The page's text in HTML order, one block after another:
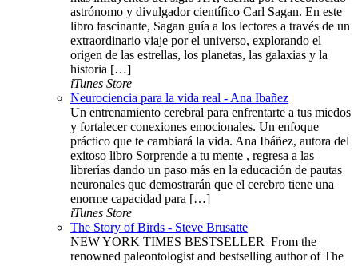
astrónomo y divulgador científico Carl Sagan. En este
libro fascinante, Sagan guía a los lectores a través de un
extraordinario viaje por el universo, explorando el
origen de las estrellas, los planetas, las galaxias y la
historia […]
iTunes Store
Neurociencia para la vida real - Ana Ibañez
Un entrenamiento cerebral para enfrentarte a tus miedos
y fortalecer conexiones emocionales. Un enfoque
práctico que te cambiará la vida. Ana Ibáñez, autora del
exitoso libro Sorprende a tu mente , regresa a las
librerías dando un paso más en la educación de pautas
neuronales que demostrarán que el cerebro tiene una
enorme capacidad para […]
iTunes Store
The Story of Birds - Steve Brusatte
NEW YORK TIMES BESTSELLER ​​​ From the
renowned paleontologist and bestselling author of The